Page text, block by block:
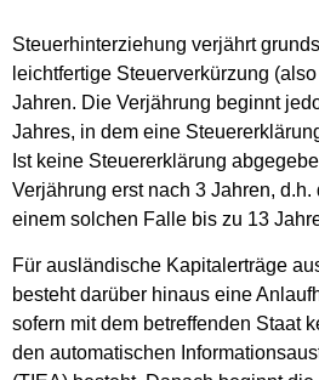
Steuerhinterziehung verjährt
leichtfertige Steuerverkürzung
Jahren. Die Verjährung beginnt
Jahres, in dem eine
Ist keine Steuererklärung
Verjährung erst nach 3 Jahren,
einem solchen Falle bis zu 13
Für ausländische Kapitalerträge
besteht darüber hinaus eine
sofern mit dem betreffenden Staat
den automatischen